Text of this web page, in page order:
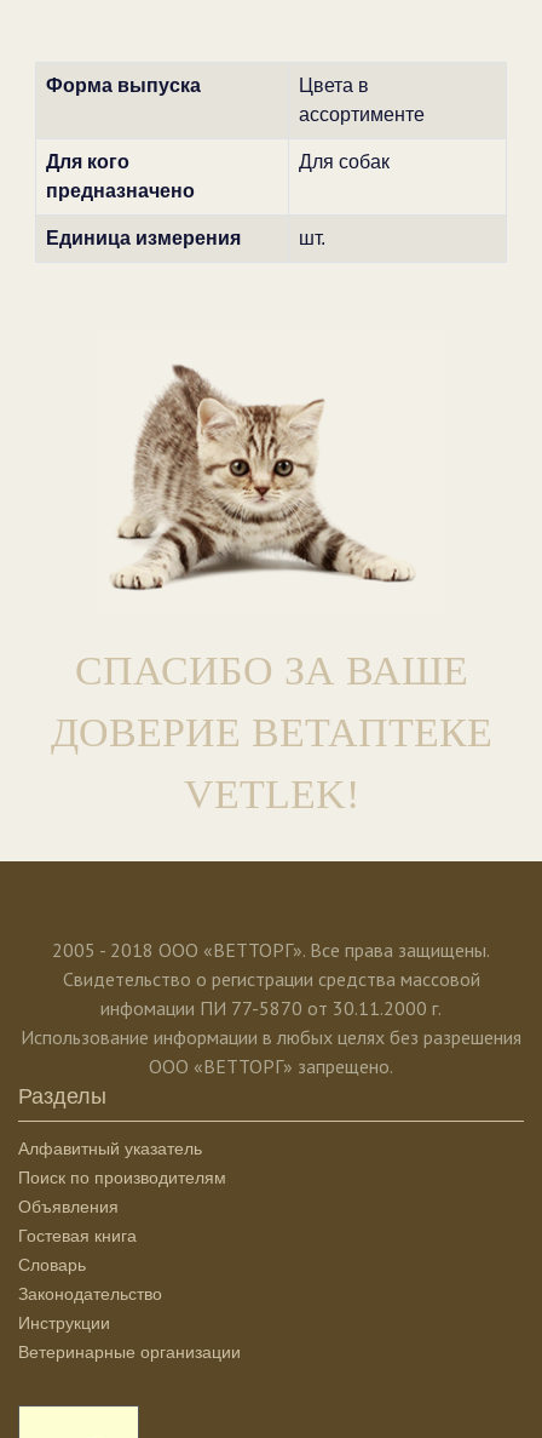
Форма выпуска
Цвета в
ассортименте
Для кого
предназначено
Для собак
Единица измерения шт.
СПАСИБО ЗА ВАШЕ
ДОВЕРИЕ ВЕТАПТЕКЕ
VETLEK!
2005 - 2018 ООО «ВЕТТОРГ». Все права защищены.
Свидетельство о регистрации средства массовой
инфомации ПИ 77-5870 от 30.11.2000 г.
Использование информации в любых целях без разрешения
ООО «ВЕТТОРГ» запрещено.
Разделы
Алфавитный указатель
Поиск по производителям
Объявления
Гостевая книга
Словарь
Законодательство
Инструкции
Ветеринарные организации